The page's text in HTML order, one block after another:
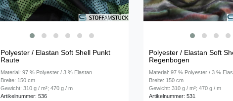
Polyester / Elastan Soft Shell Punkt
Raute
Material: 97 % Polyester / 3 % Elastan
Breite: 150 cm
Gewicht: 310 g / m²; 470 g / m
Artikelnummer: 536
Polyester / Elastan Soft
Regenbogen
Material: 97 % Polyester / 3 %
Breite: 150 cm
Gewicht: 310 g / m²; 470 g / m
Artikelnummer: 531